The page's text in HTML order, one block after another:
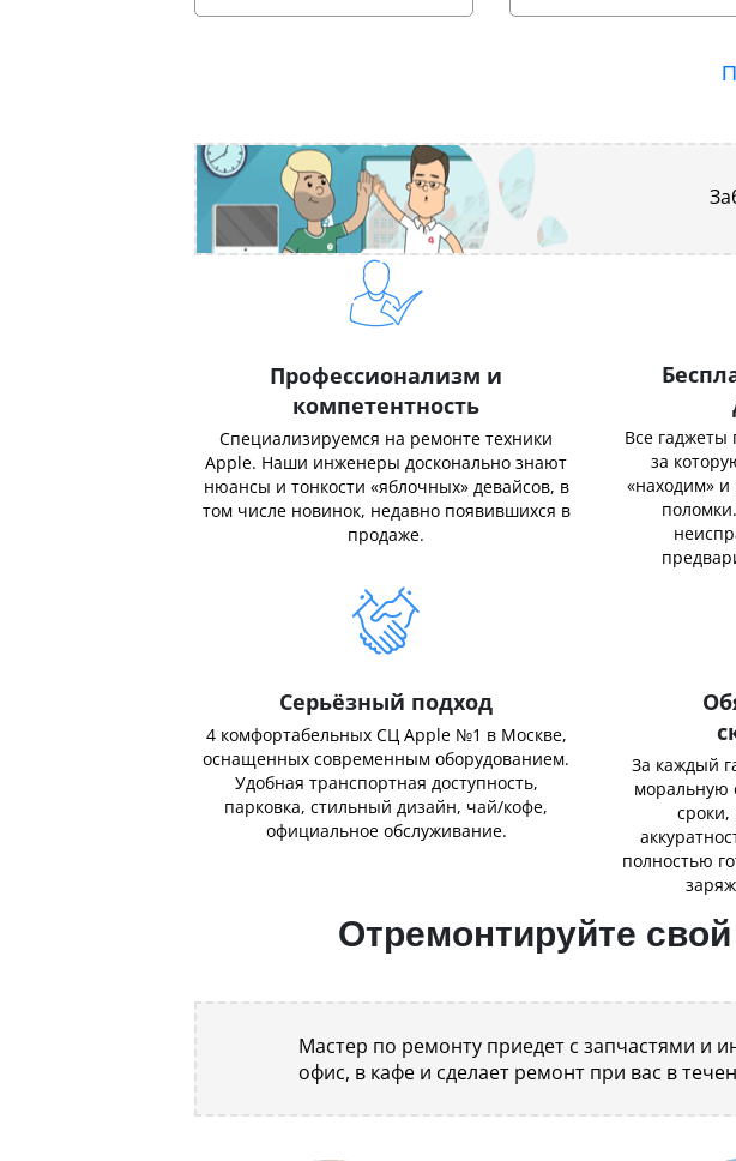
Профессионализм и
компетентность
Специализируемся на ремонте техники
Apple. Наши инженеры досконально знают
нюансы и тонкости «яблочных» девайсов, в
том числе новинок, недавно появившихся в
продаже.
Все гаджеты
за
«находим»
Серьёзный подход
4 комфортабельных СЦ Apple №1 в Москве,
оснащенных современным оборудованием.
Удобная транспортная доступность,
парковка, стильный дизайн, чай/кофе,
официальное обслуживание.
За каждый
моральную
полностью
Отремонтируйте
Мастер по ремонту приедет с запчастями и
офис, в кафе и сделает ремонт при вас в